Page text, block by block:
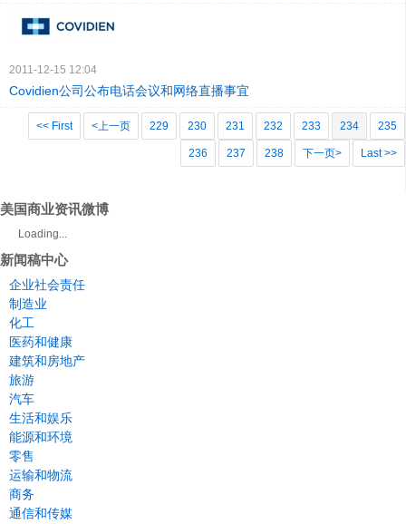
2011-12-15 12:04
Covidien公司公布电话会议和网络直播事宜
<< First <上一页 229 230 231 232 233 234 235
236 237 238 下一页> Last >>
美国商业资讯微博
Loading...
新闻稿中心
企业社会责任
制造业
化工
医药和健康
建筑和房地产
旅游
汽车
生活和娱乐
能源和环境
零售
运输和物流
商务
通信和传媒